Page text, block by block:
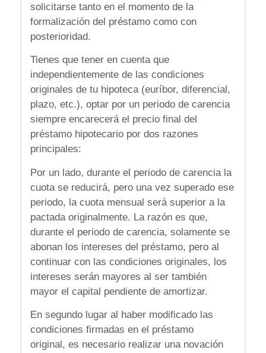
solicitarse tanto en el momento de la
formalización del préstamo como con
posterioridad.
Tienes que tener en cuenta que
independientemente de las condiciones
originales de tu hipoteca (euríbor, diferencial,
plazo, etc.), optar por un periodo de carencia
siempre encarecerá el precio final del
préstamo hipotecario por dos razones
principales:
Por un lado, durante el periodo de carencia la
cuota se reducirá, pero una vez superado ese
periodo, la cuota mensual será superior a la
pactada originalmente. La razón es que,
durante el periodo de carencia, solamente se
abonan los intereses del préstamo, pero al
continuar con las condiciones originales, los
intereses serán mayores al ser también
mayor el capital pendiente de amortizar.
En segundo lugar al haber modificado las
condiciones firmadas en el préstamo
original, es necesario realizar una novación